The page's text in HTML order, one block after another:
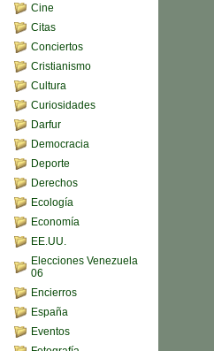
Cine
Citas
Conciertos
Cristianismo
Cultura
Curiosidades
Darfur
Democracia
Deporte
Derechos
Ecología
Economía
EE.UU.
Elecciones Venezuela
06
Encierros
España
Eventos